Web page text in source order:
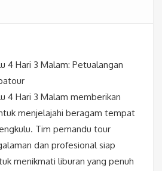
4 Hari 3 Malam: Petualangan
4 Hari 3 Malam memberikan
menjelajahi beragam tempat
Tim pemandu tour
dan profesional siap
menikmati liburan yang penuh